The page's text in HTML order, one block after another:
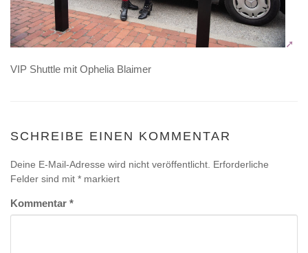
VIP Shuttle mit Ophelia Blaimer
SCHREIBE EINEN KOMMENTAR
Deine E-Mail-Adresse wird nicht veröffentlicht. Erforderliche
Felder sind mit * markiert
Kommentar *